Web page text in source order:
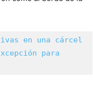
en una cárcel
para